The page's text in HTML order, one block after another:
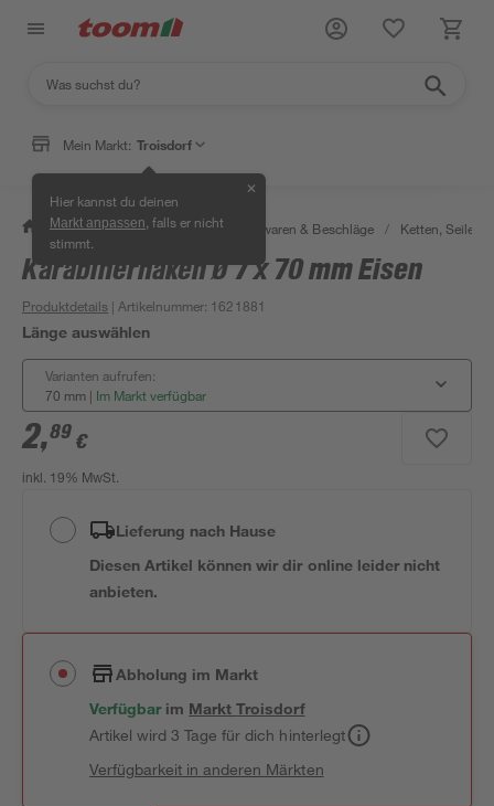
Mein Markt: Troisdorf
Hier kannst du deinen
Markt anpassen , falls er nicht
stimmt.
✕
/ Werkstatt & Maschinen / Eisenwaren & Beschläge / Ketten, Seile &
Karabinerhaken Ø 7 x 70 mm Eisen
Produktdetails | Artikelnummer: 1621881
Länge auswählen
Varianten aufrufen:
70 mm | Im Markt verfügbar
2,89 €
inkl. 19% MwSt.
Lieferung nach Hause
Diesen Artikel können wir dir online leider nicht
anbieten.
Abholung im Markt
Verfügbar im MarktTroisdorf
Artikel wird 3 Tage für dich hinterlegt
Verfügbarkeit in anderen Märkten